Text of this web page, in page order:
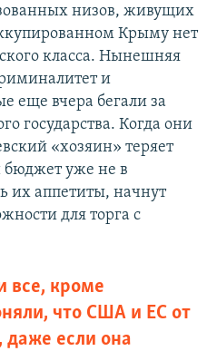
низов, живущих
Крыму нет
класса. Нынешняя
и
еще вчера бегали за
государства. Когда они
«хозяин» теряет
бюджет уже не в
их аппетиты, начнут
для торга с
все, кроме
что США и ЕС от
даже если она